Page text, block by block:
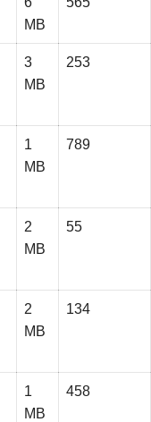
MB
3
MB
253
1
MB
789
2
MB
55
2
MB
134
1
MB
458